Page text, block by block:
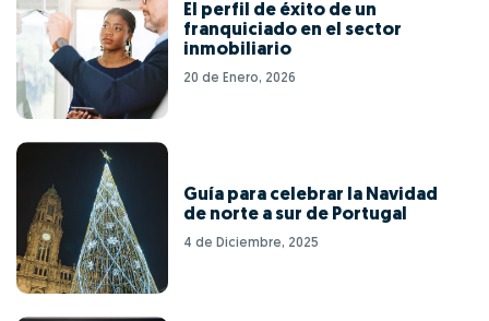
El perfil de éxito de un
franquiciado en el sector
inmobiliario
20 de Enero, 2026
Guía para celebrar la Navidad
de norte a sur de Portugal
4 de Diciembre, 2025